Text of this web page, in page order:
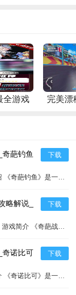
的搭配评分等。游
方法。
的影响，包括简
据关卡要求的主题
华丽度较高的连衣
的重要因素。尽量
搭配正式场合的套
调的统一性和和谐
全游戏
完美漂
葩钓鱼
下载
略解说_
巧通关
下载
奇诺比可
下载